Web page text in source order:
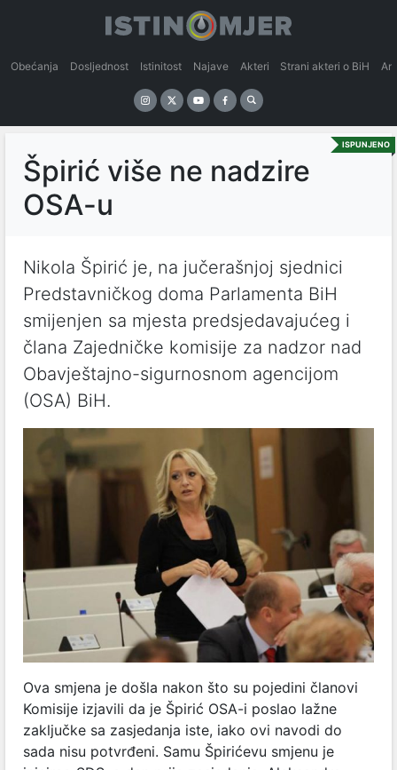
Obećanja Dosljednost Istinitost Najave Akteri Strani akteri o BiH
ISPUNJENO
Špirić više ne nadzire
OSA-u
Nikola Špirić je, na jučerašnjoj sjednici
Predstavničkog doma Parlamenta BiH
smijenjen sa mjesta predsjedavajućeg i
člana Zajedničke komisije za nadzor nad
Obavještajno-sigurnosnom agencijom
(OSA) BiH.
Ova smjena je došla nakon što su pojedini članovi
Komisije izjavili da je Špirić OSA-i poslao lažne
zaključke sa zasjedanja iste, iako ovi navodi do
sada nisu potvrđeni. Samu Špirićevu smjenu je